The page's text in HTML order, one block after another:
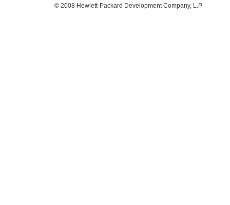
© 2008 Hewlett-Packard Development Company, L.P